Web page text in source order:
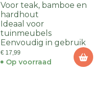
Voor teak, bamboe en
hardhout
Ideaal voor
tuinmeubels
Eenvoudig in gebruik
€ 17,99
Op voorraad